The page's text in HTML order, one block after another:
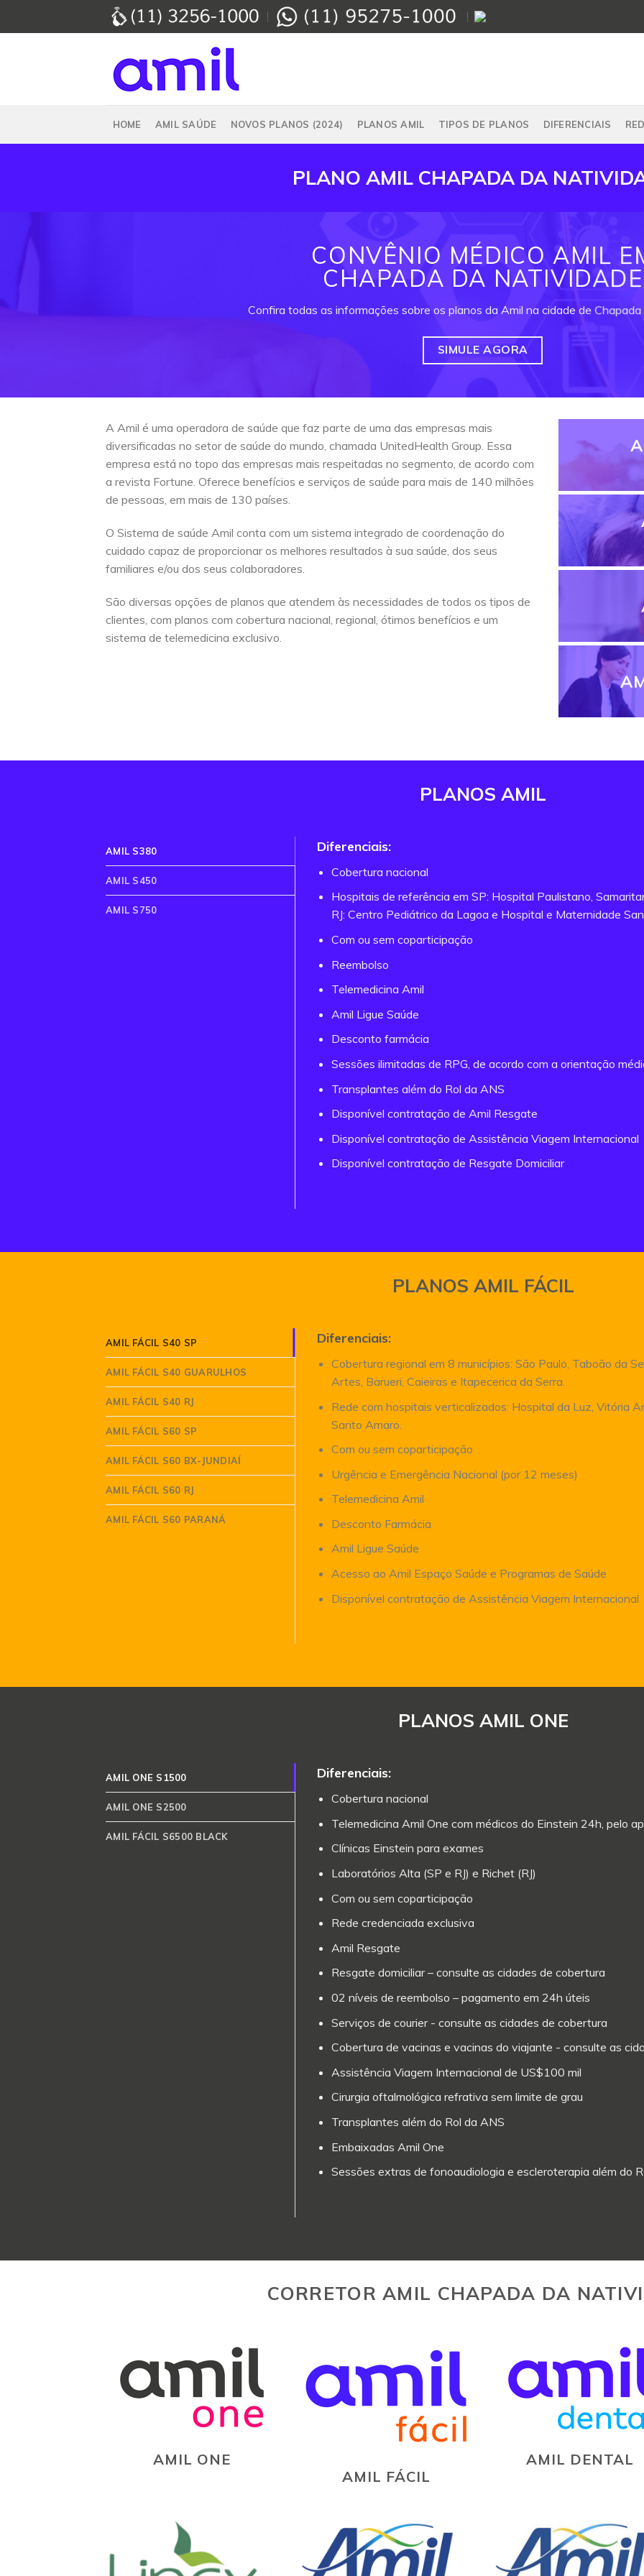
HOME AMIL SAÚDE NOVOS PLANOS (2024) PLANOS AMIL TIPOS DE PLANOS DIFERENCIAIS
PLANO AMIL CHAPADA DA
CONVÊNIO MÉDICO AMIL
CHAPADA DA NATIVIDADE
Confira todas as informações sobre os planos da Amil na cidade de
SIMULE AGORA
A Amil é uma operadora de saúde que faz parte de uma das empresas mais
diversificadas no setor de saúde do mundo, chamada UnitedHealth Group. Essa
empresa está no topo das empresas mais respeitadas no segmento, de acordo com
a revista Fortune. Oferece benefícios e serviços de saúde para mais de 140 milhões
de pessoas, em mais de 130 países.
O Sistema de saúde Amil conta com um sistema integrado de coordenação do
cuidado capaz de proporcionar os melhores resultados à sua saúde, dos seus
familiares e/ou dos seus colaboradores.
São diversas opções de planos que atendem às necessidades de todos os tipos de
clientes, com planos com cobertura nacional, regional, ótimos benefícios e um
sistema de telemedicina exclusivo.
PLANOS AMIL
AMIL S380
AMIL S450
AMIL S750
Diferenciais:
Cobertura nacional
Hospitais de referência em SP: Hospital Paulistano,
RJ: Centro Pediátrico da Lagoa e Hospital e Maternidade
Com ou sem coparticipação
Reembolso
Telemedicina Amil
Amil Ligue Saúde
Desconto farmácia
Sessões ilimitadas de RPG, de acordo com a orientação
Transplantes além do Rol da ANS
Disponível contratação de Amil Resgate
Disponível contratação de Assistência Viagem Internacional
Disponível contratação de Resgate Domiciliar
PLANOS AMIL FÁCIL
AMIL FÁCIL S40 SP
AMIL FÁCIL S40 GUARULHOS
AMIL FÁCIL S40 RJ
AMIL FÁCIL S60 SP
AMIL FÁCIL S60 BX-JUNDIAÍ
AMIL FÁCIL S60 RJ
AMIL FÁCIL S60 PARANÁ
Diferenciais:
Cobertura regional em 8 municípios: São Paulo, Taboão da
Artes, Barueri, Caieiras e Itapecerica da Serra.
Rede com hospitais verticalizados: Hospital da Luz, Vitória
Santo Amaro.
Com ou sem coparticipação
Urgência e Emergência Nacional (por 12 meses)
Telemedicina Amil
Desconto Farmácia
Amil Ligue Saúde
Acesso ao Amil Espaço Saúde e Programas de Saúde
Disponível contratação de Assistência Viagem Internacional
PLANOS AMIL ONE
AMIL ONE S1500
AMIL ONE S2500
AMIL FÁCIL S6500 BLACK
Diferenciais:
Cobertura nacional
Telemedicina Amil One com médicos do Einstein 24h, pelo
Clínicas Einstein para exames
Laboratórios Alta (SP e RJ) e Richet (RJ)
Com ou sem coparticipação
Rede credenciada exclusiva
Amil Resgate
Resgate domiciliar – consulte as cidades de cobertura
02 níveis de reembolso – pagamento em 24h úteis
Serviços de courier - consulte as cidades de cobertura
Cobertura de vacinas e vacinas do viajante - consulte as
Assistência Viagem Internacional de US$100 mil
Cirurgia oftalmológica refrativa sem limite de grau
Transplantes além do Rol da ANS
Embaixadas Amil One
Sessões extras de fonoaudiologia e escleroterapia além do
CORRETOR AMIL CHAPADA DA
AMIL ONE
AMIL FÁCIL
AMIL DENTAL